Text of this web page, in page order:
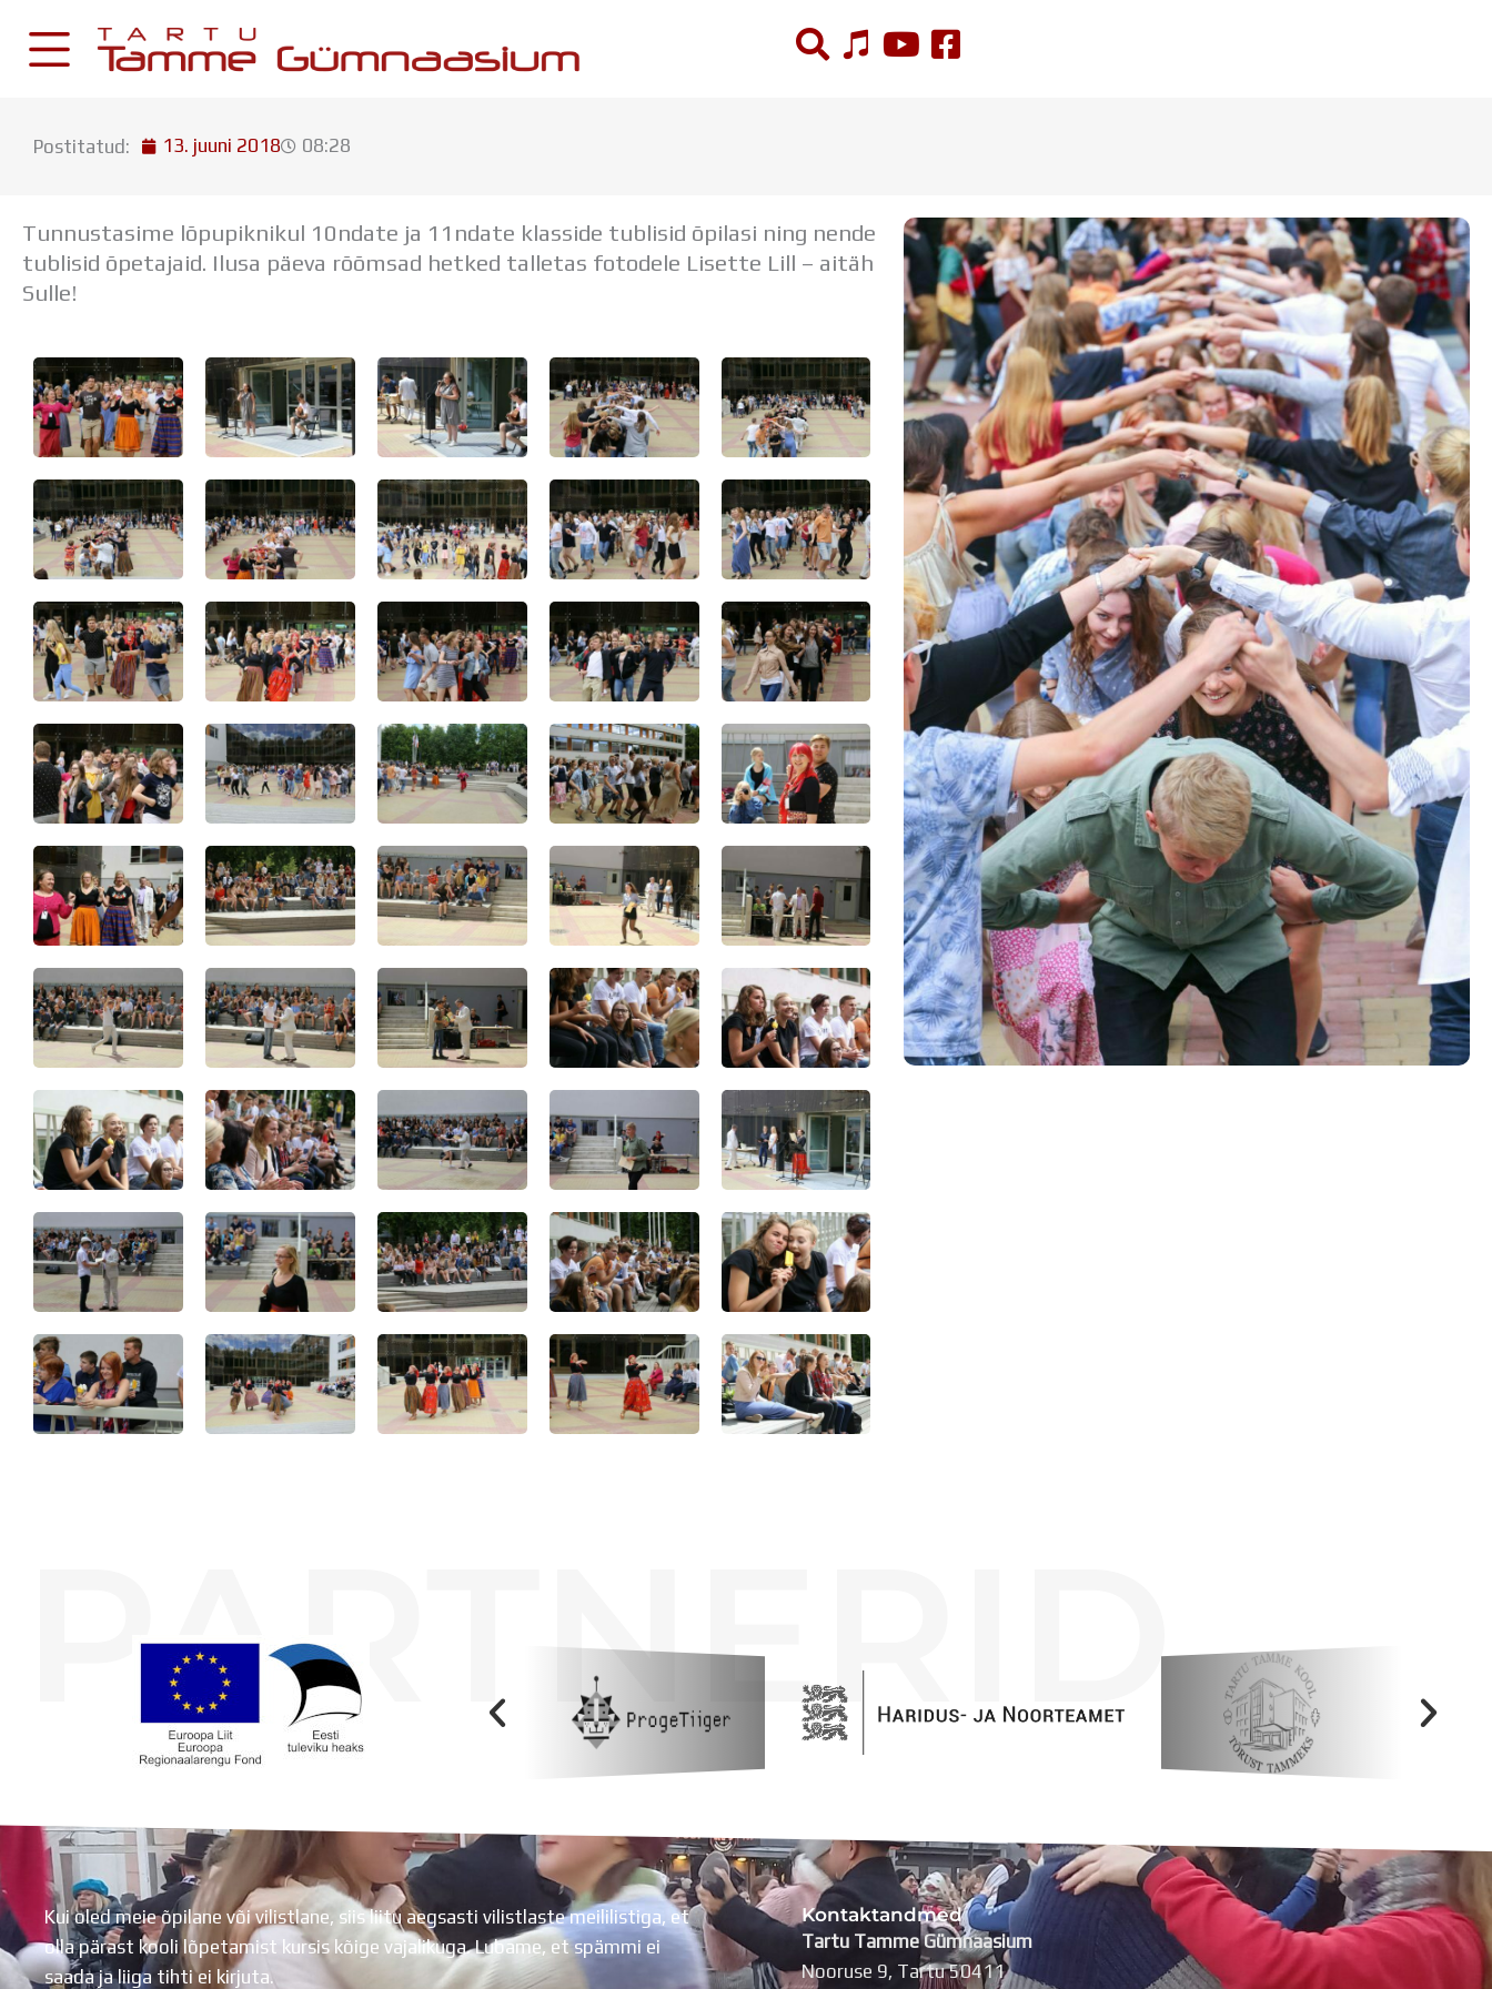
content
Postkast
Drive
Tamme Leht
Kooliraadio
Koorilaul
Aastaplaan
Õppekava
Õpilastööd (UPT)
Distantsõpe
Kodukord
Projektid
Meie kool
Dokumendid
Uudised
Lapsevanemale
Vilistlastele
Toitlustamine
Virtuaaltuur
Õpilasesindus
Kontaktid
Tööpakkumised
Postitatud: 13. juuni 2018 08:28
Tunnustasime lõpupiknikul 10ndate ja 11ndate klasside tublisid õpilasi ning nende
tublisid õpetajaid. Ilusa päeva rõõmsad hetked talletas fotodele Lisette Lill – aitäh
Sulle!
PARTNERID
Kui oled meie õpilane või vilistlane, siis liitu aegsasti vilistlaste meililistiga, et
olla pärast kooli lõpetamist kursis kõige vajalikuga. Lubame, et spämmi ei
saada ja liiga tihti ei kirjuta.
Kontaktandmed
Tartu Tamme Gümnaasium
Nooruse 9, Tartu 50411